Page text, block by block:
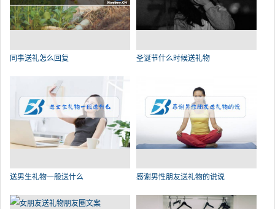
同事送礼怎么回复 圣诞节什么时候送礼物
送男生礼物一般送什么 感谢男性朋友送礼物的说说